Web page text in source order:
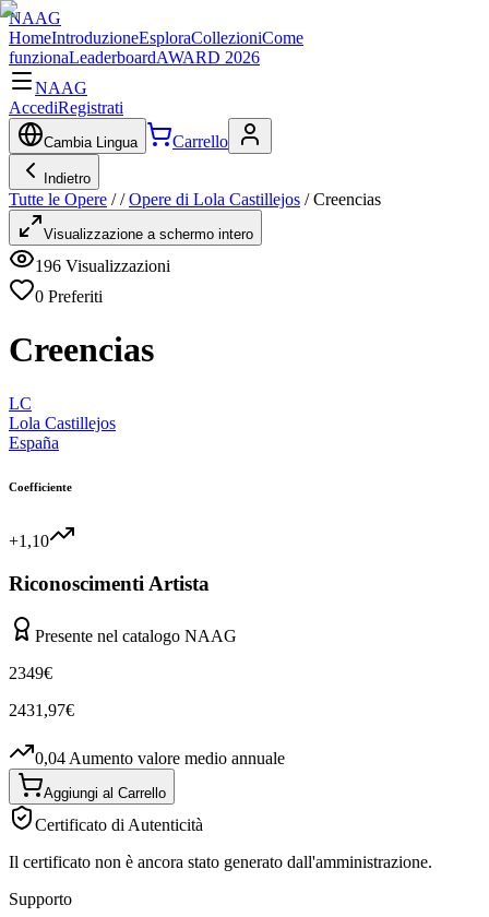
NAAG
HomeIntroduzioneEsploraCollezioniCome
funzionaLeaderboardAWARD 2026
NAAG
AccediRegistrati
Cambia Lingua Carrello
Indietro
Tutte le Opere / / Opere di Lola Castillejos /Creencias
Visualizzazione a schermo intero
196 Visualizzazioni
0 Preferiti
Creencias
LC
Lola Castillejos
España
Coefficiente
+1,10
Riconoscimenti Artista
Presente nel catalogo NAAG
2349€
2431,97€
0,04 Aumento valore medio annuale
Aggiungi al Carrello
Certificato di Autenticità
Il certificato non è ancora stato generato dall'amministrazione.
Supporto